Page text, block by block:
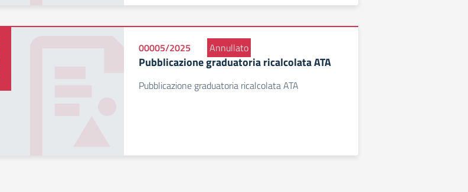
00005/2025 Annullato
Pubblicazione graduatoria ricalcolata ATA
Pubblicazione graduatoria ricalcolata ATA